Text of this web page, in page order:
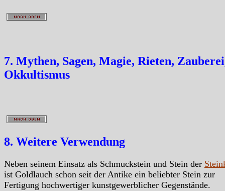
7. Mythen, Sagen, Magie, Rieten,
Okkultismus
8. Weitere Verwendung
Neben seinem Einsatz als Schmuckstein und Stein der
ist Goldlauch schon seit der Antike ein beliebter Stein zur
Fertigung hochwertiger kunstgewerblicher Gegenstände.